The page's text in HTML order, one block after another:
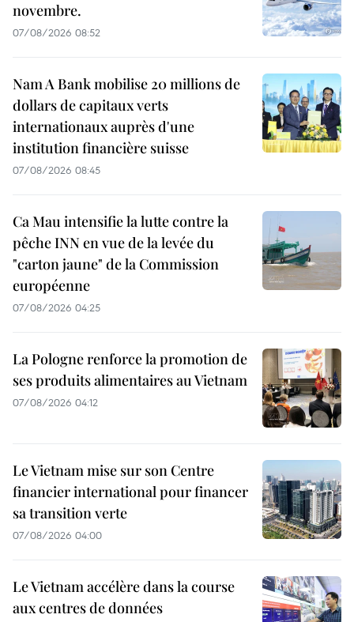
novembre.
07/08/2026 08:52
Nam A Bank mobilise 20 millions de
dollars de capitaux verts
internationaux auprès d'une
institution financière suisse
07/08/2026 08:45
Ca Mau intensifie la lutte contre la
pêche INN en vue de la levée du
"carton jaune" de la Commission
européenne
07/08/2026 04:25
La Pologne renforce la promotion de
ses produits alimentaires au Vietnam
07/08/2026 04:12
Le Vietnam mise sur son Centre
financier international pour financer
sa transition verte
07/08/2026 04:00
Le Vietnam accélère dans la course
aux centres de données